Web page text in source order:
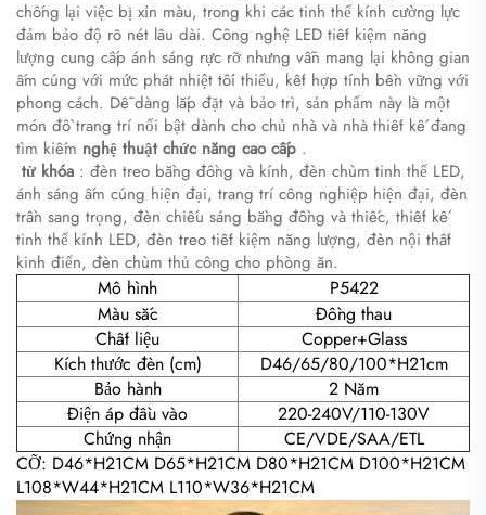
chống lại việc bị xỉn màu, trong khi các tinh thể kính cường lực
đảm bảo độ rõ nét lâu dài. Công nghệ LED tiết kiệm năng
lượng cung cấp ánh sáng rực rỡ nhưng vẫn mang lại không gian
ấm cúng với mức phát nhiệt tối thiểu, kết hợp tính bền vững với
phong cách. Dễ dàng lắp đặt và bảo trì, sản phẩm này là một
món đồ trang trí nổi bật dành cho chủ nhà và nhà thiết kế đang
tìm kiếm nghệ thuật chức năng cao cấp .
từ khóa : đèn treo bằng đồng và kính, đèn chùm tinh thể LED,
ánh sáng ấm cúng hiện đại, trang trí công nghiệp hiện đại, đèn
trần sang trọng, đèn chiếu sáng bằng đồng và thiếc, thiết kế
tinh thể kính LED, đèn treo tiết kiệm năng lượng, đèn nội thất
kinh điển, đèn chùm thủ công cho phòng ăn.
Mô hình
P5422
Màu sắc
Đồng thau
Chất liệu
Copper+Glass
Kích thước đèn (cm)
D46/65/80/100*H21cm
Bảo hành
2 Năm
Điện áp đầu vào
220-240V/110-130V
Chứng nhận
CE/VDE/SAA/ETL
CỠ: D46*H21CM D65*H21CM D80*H21CM D100*H21CM
L108*W44*H21CM L110*W36*H21CM